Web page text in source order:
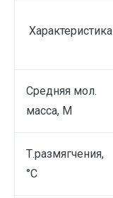
Характеристика
Средняя мол.
масса, М
Т.размягчения,
°С